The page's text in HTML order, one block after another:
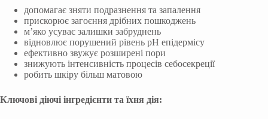
допомагає зняти подразнення та запалення
прискорює загоєння дрібних пошкоджень
м’яко усуває залишки забруднень
відновлює порушений рівень рН епідермісу
ефективно звужує розширені пори
знижують інтенсивність процесів себосекреції
робить шкіру більш матовою
Ключові діючі інгредієнти та їхня дія: